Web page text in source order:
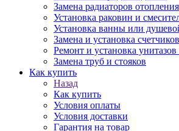
Замена радиаторов отопления
Установка раковин и
Установка ванны или
Замена и установка
Ремонт и установка унитазов
Замена труб и стояков
Как купить
Назад
Как купить
Условия оплаты
Условия доставки
Гарантия на товар